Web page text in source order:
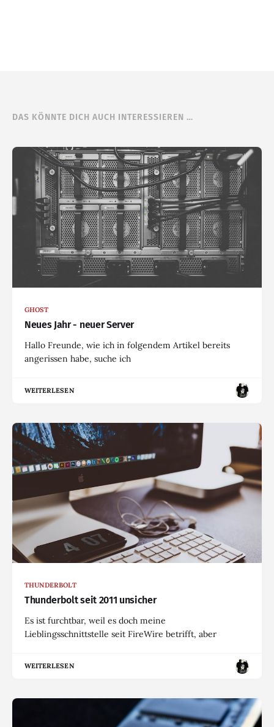
DAS KÖNNTE DICH AUCH INTERESSIEREN …
GHOST
Neues Jahr - neuer Server
Hallo Freunde, wie ich in folgendem Artikel bereits
angerissen habe, suche ich
WEITERLESEN
THUNDERBOLT
Thunderbolt seit 2011 unsicher
Es ist furchtbar, weil es doch meine
Lieblingsschnittstelle seit FireWire betrifft, aber
WEITERLESEN